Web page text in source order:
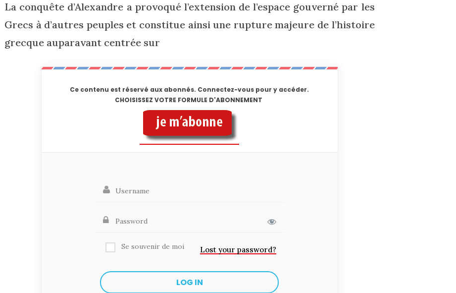
La conquête d’Alexandre a provoqué l’extension de l’espace gouverné par les
Grecs à d’autres peuples et constitue ainsi une rupture majeure de l’histoire
grecque auparavant centrée sur
Ce contenu est réservé aux abonnés. Connectez-vous pour y accéder.
CHOISISSEZ VOTRE FORMULE D'ABONNEMENT
Se souvenir de moi Lost your password?